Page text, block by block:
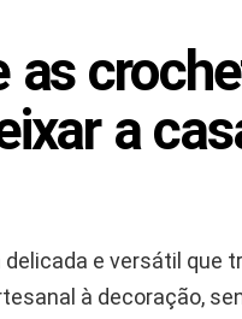
as
a
delicada e versátil que
à decoração,